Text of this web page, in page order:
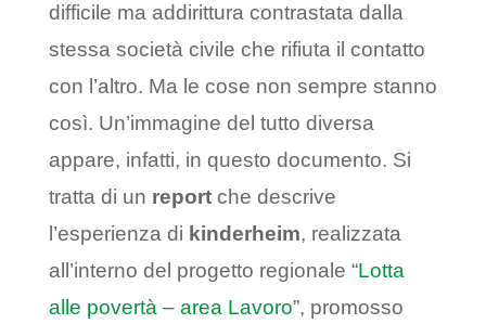
difficile ma addirittura contrastata dalla
stessa società civile che rifiuta il contatto
con l’altro. Ma le cose non sempre stanno
così. Un’immagine del tutto diversa
appare, infatti, in questo documento. Si
tratta di un reportche descrive
l’esperienza di kinderheim, realizzata
all’interno del progetto regionale “Lotta
alle povertà – area Lavoro”, promosso